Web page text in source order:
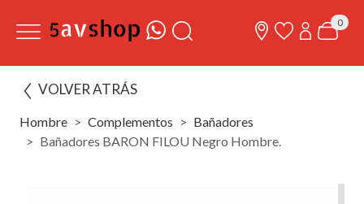
0
VOLVER ATRÁS
Hombre Complementos
Bañadores
Bañadores BARON FILOU Negro Hombre.